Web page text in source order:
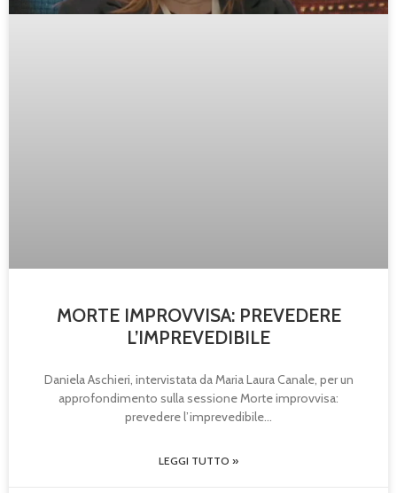
MORTE IMPROVVISA: PREVEDERE
L’IMPREVEDIBILE
Daniela Aschieri, intervistata da Maria Laura Canale, per un
approfondimento sulla sessione Morte improvvisa:
prevedere l’imprevedibile
LEGGI TUTTO »